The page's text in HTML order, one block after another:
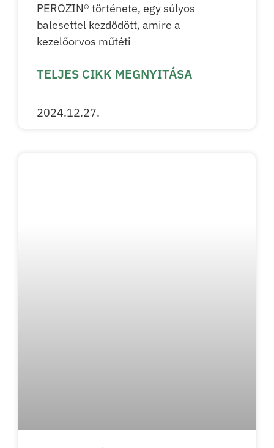
PEROZIN® története, egy súlyos
balesettel kezdődött, amire a
kezelőorvos műtéti
TELJES CIKK MEGNYITÁSA
2024.12.27.